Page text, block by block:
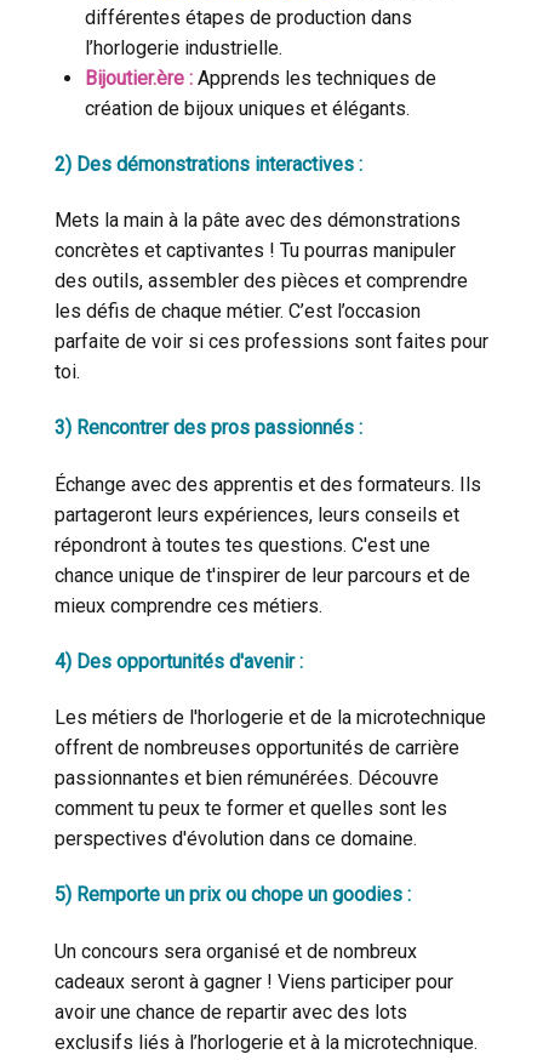
différentes étapes de production dans
l’horlogerie industrielle.
Bijoutier.ère : Apprends les techniques de
création de bijoux uniques et élégants.
2) Des démonstrations interactives :
Mets la main à la pâte avec des démonstrations
concrètes et captivantes ! Tu pourras manipuler
des outils, assembler des pièces et comprendre
les défis de chaque métier. C’est l’occasion
parfaite de voir si ces professions sont faites pour
toi.
3) Rencontrer des pros passionnés :
Échange avec des apprentis et des formateurs. Ils
partageront leurs expériences, leurs conseils et
répondront à toutes tes questions. C'est une
chance unique de t'inspirer de leur parcours et de
mieux comprendre ces métiers.
4) Des opportunités d'avenir :
Les métiers de l'horlogerie et de la microtechnique
offrent de nombreuses opportunités de carrière
passionnantes et bien rémunérées. Découvre
comment tu peux te former et quelles sont les
perspectives d'évolution dans ce domaine.
5) Remporte un prix ou chope un goodies :
Un concours sera organisé et de nombreux
cadeaux seront à gagner ! Viens participer pour
avoir une chance de repartir avec des lots
exclusifs liés à l’horlogerie et à la microtechnique.
Cookies essentiels
OUI
Cookies marketing
NON